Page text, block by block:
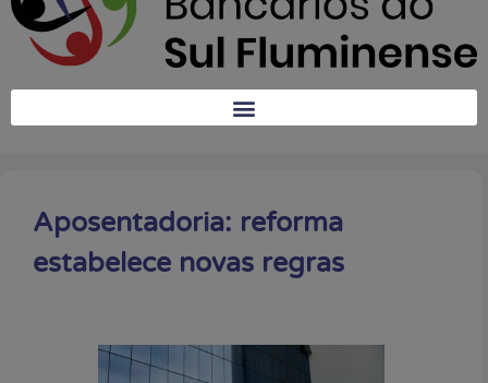
Aposentadoria: reforma
estabelece novas regras